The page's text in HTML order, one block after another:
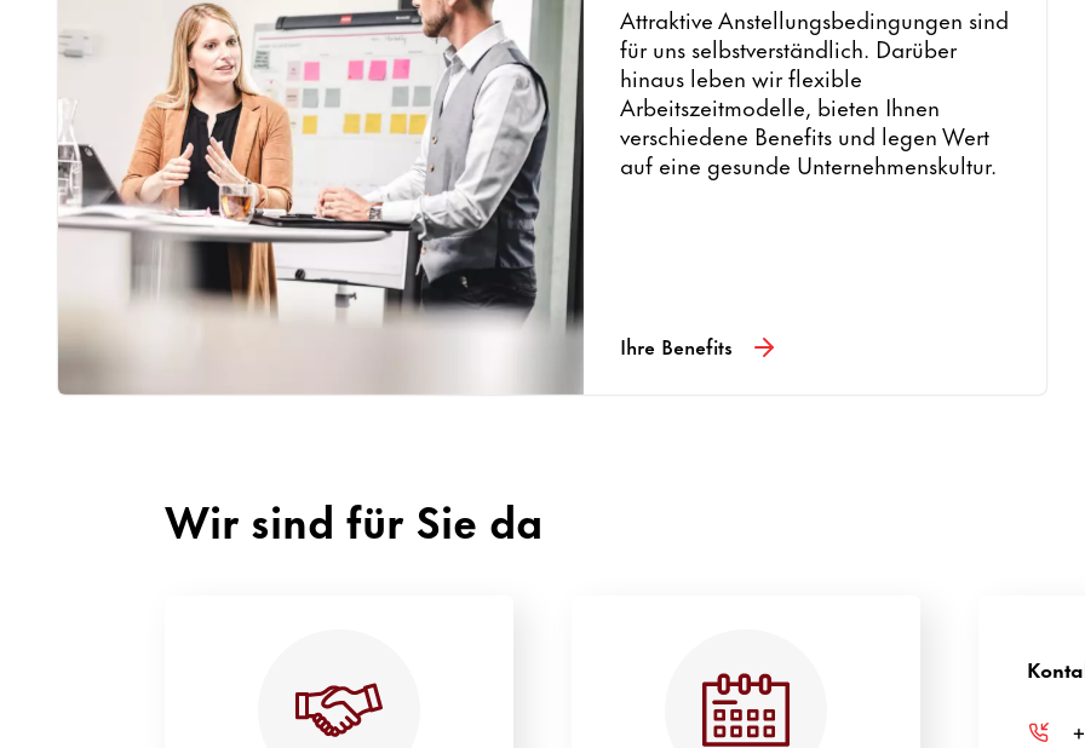
Attraktive Anstellungsbedingungen sind
für uns selbstverständlich. Darüber
hinaus leben wir flexible
Arbeitszeitmodelle, bieten Ihnen
verschiedene Benefits und legen Wert
auf eine gesunde Unternehmenskultur.
Ihre Benefits
Wir sind für Sie da